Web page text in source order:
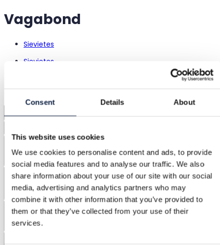
Consent Details About
This website uses cookies
We use cookies to personalise content and ads, to provide
social media features and to analyse our traffic. We also
share information about your use of our site with our social
media, advertising and analytics partners who may
combine it with other information that you’ve provided to
them or that they’ve collected from your use of their
services.
Vagabond
Sievietes
Sievietes
1
Izmēri
Krāsas